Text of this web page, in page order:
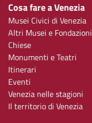
Cosa fare a Venezia
Musei Civici di Venezia
Altri Musei e Fondazioni
Chiese
Monumenti e Teatri
Itinerari
Eventi
Venezia nelle stagioni
Il territorio di Venezia